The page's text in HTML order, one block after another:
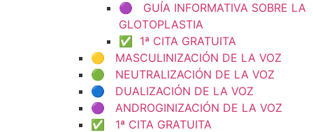
🟣 GUÍA INFORMATIVA SOBRE LA
GLOTOPLASTIA
✅ 1ª CITA GRATUITA
🟡 MASCULINIZACIÓN DE LA VOZ
🟢 NEUTRALIZACIÓN DE LA VOZ
🔵 DUALIZACIÓN DE LA VOZ
🟣 ANDROGINIZACIÓN DE LA VOZ
✅ 1ª CITA GRATUITA